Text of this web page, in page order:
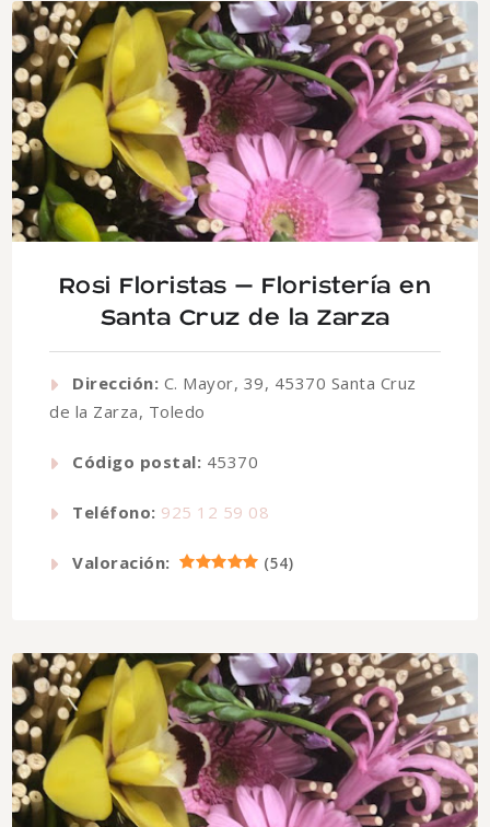
Rosi Floristas – Floristería en
Santa Cruz de la Zarza
Dirección: C. Mayor, 39, 45370 Santa Cruz
de la Zarza, Toledo
Código postal: 45370
Teléfono: 925 12 59 08
Valoración: (54)